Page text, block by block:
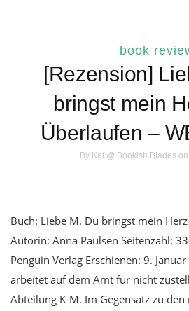
book
[Rezension]
bringst mein
Überlaufen –
By Kat @ Bookish Blades
Buch: Liebe M. Du bringst mein
Autorin: Anna Paulsen Seitenzahl:
Penguin Verlag Erschienen: 9.
arbeitet auf dem Amt für nicht
Abteilung K-M. Im Gegensatz zu